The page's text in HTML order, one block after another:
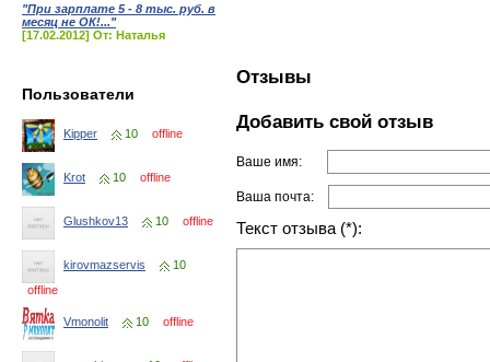
"При зарплате 5 - 8 тыс. руб. в
месяц не ОК!..."
[17.02.2012] От: Наталья
Пользователи
Kipper 10 offline
Krot 10 offline
Glushkov13 10 offline
kirovmazservis
10
offline
Vmonolit 10 offline
Отзывы
Добавить свой отзыв
Ваше имя:
Ваша почта:
Текст отзыва (*):